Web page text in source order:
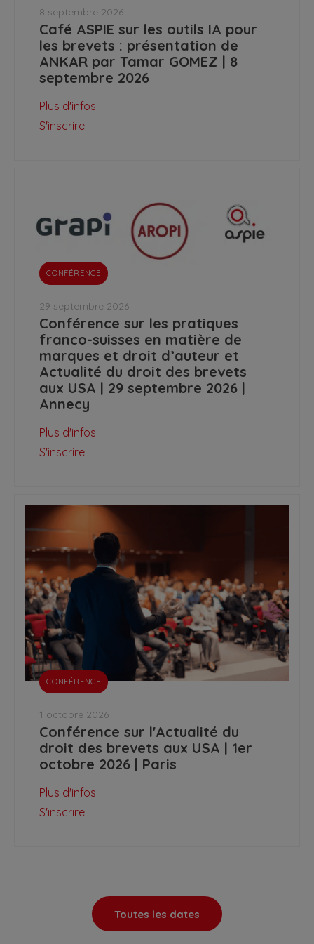
8 septembre 2026
Café ASPIE sur les outils IA pour
les brevets : présentation de
ANKAR par Tamar GOMEZ | 8
septembre 2026
Plus d'infos
S'inscrire
CONFÉRENCE
29 septembre 2026
Conférence sur les pratiques
franco-suisses en matière de
marques et droit d’auteur et
Actualité du droit des brevets
aux USA | 29 septembre 2026 |
Annecy
Plus d'infos
S'inscrire
CONFÉRENCE
1 octobre 2026
Conférence sur l'Actualité du
droit des brevets aux USA | 1er
octobre 2026 | Paris
Plus d'infos
S'inscrire
Toutes les dates